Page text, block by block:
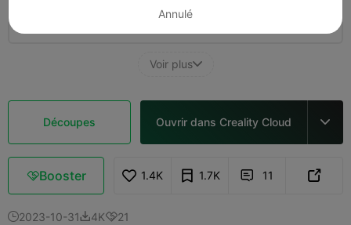
01h 05m 
Voir plus
Découpes Ouvrir dans Creality Cloud 
Booster 1.4K 1.7K  11 
2023-10-314K21
Annulé